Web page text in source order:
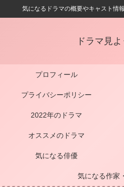
気になるドラマの概要やキャスト情
ドラマ見よ
プロフィール
プライバシーポリシー
2022年のドラマ
オススメのドラマ
気になる俳優
気になる作家